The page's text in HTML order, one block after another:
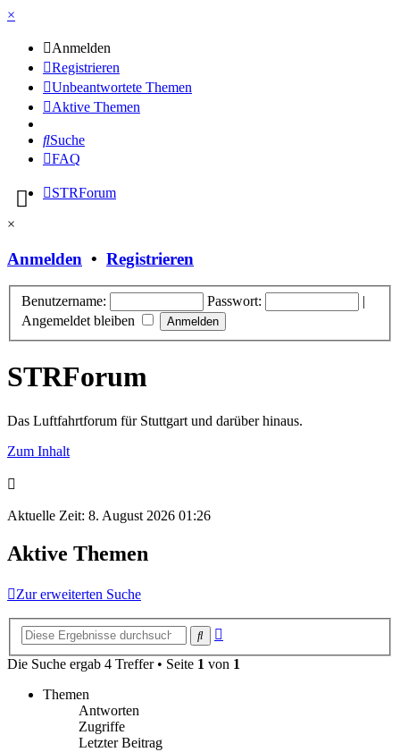
×
Anmelden
Registrieren
Unbeantwortete Themen
Aktive Themen
Suche
FAQ
STRForum
×
Anmelden • Registrieren
Benutzername: Passwort:
|
Angemeldet bleiben
STRForum
Das Luftfahrtforum für Stuttgart und darüber hinaus.
Zum Inhalt
Aktuelle Zeit: 8. August 2026 01:26
Aktive Themen
Zur erweiterten Suche
Suche
Die Suche ergab 4 Treffer • Seite 1 von 1
Themen
Antworten
Zugriffe
Letzter Beitrag